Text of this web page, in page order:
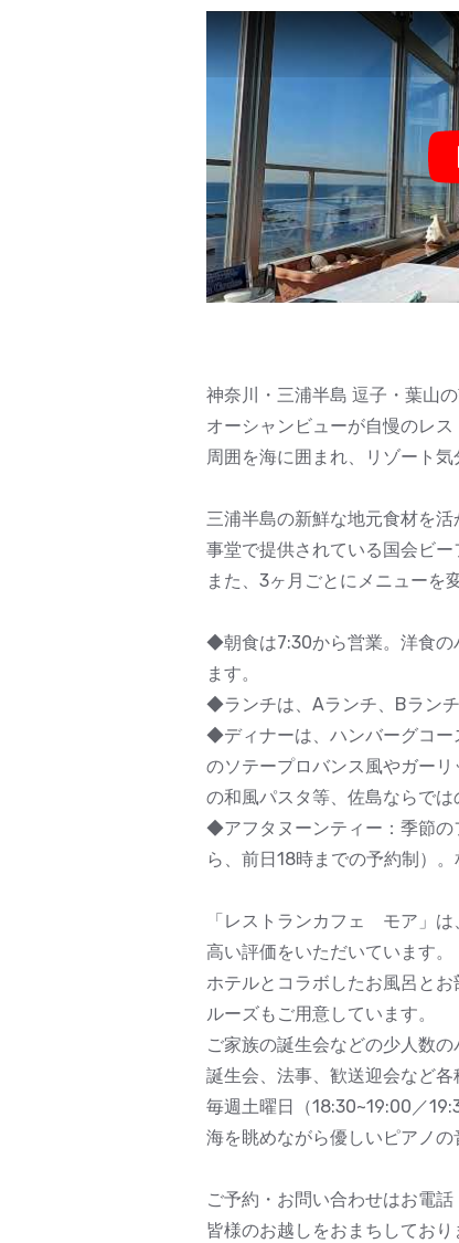
神奈川・三浦半島 逗子・葉山
オーシャンビューが自慢のレス
周囲を海に囲まれ、リゾート
三浦半島の新鮮な地元食材を
事堂で提供されている国会ビー
また、3ヶ月ごとにメニューを
◆朝食は7:30から営業。洋食の
ます。
◆ランチは、Aランチ、Bラン
◆ディナーは、ハンバーグコー
のソテープロバンス風やガー
の和風パスタ等、佐島ならでは
◆アフタヌーンティー：季節の
ら、前日18時までの予約制）
「レストランカフェ モア」
高い評価をいただいています。
ホテルとコラボしたお風呂と
ルーズもご用意しています。
ご家族の誕生会などの少人数
誕生会、法事、歓送迎会など各
毎週土曜日（18:30~19:00／
海を眺めながら優しいピアノの
ご予約・お問い合わせはお電
皆様のお越しをおまちしており